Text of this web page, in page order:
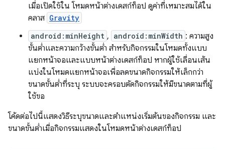
เมื่อเปิดใช้ใน โหมดหน้าต่างเดสก์ท็อป ดูค่าที่เหมาะสมได้ใน
คลาส Gravity
android:minHeight , android:minWidth : ความสูง
ขั้นต่ำและความกว้างขั้นต่ำ สำหรับกิจกรรมในโหมดทั้งแบบ
แยกหน้าจอและแบบหน้าต่างเดสก์ท็อป หากผู้ใช้เลื่อนเส้น
แบ่งในโหมดแยกหน้าจอเพื่อลดขนาดกิจกรรมให้เล็กกว่า
ขนาดขั้นต่ำที่ระบุ ระบบจะครอบตัดกิจกรรมให้มีขนาดตามที่ผู้
ใช้ขอ
โค้ดต่อไปนี้แสดงวิธีระบุขนาดและตำแหน่งเริ่มต้นของกิจกรรม และ
ขนาดขั้นต่ำเมื่อกิจกรรมแสดงในโหมดหน้าต่างเดสก์ท็อป